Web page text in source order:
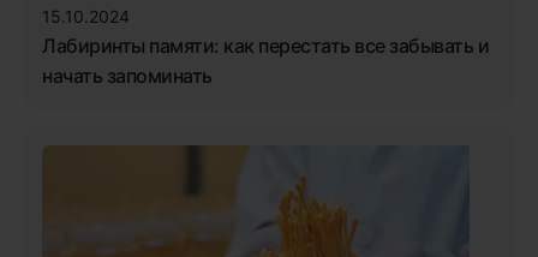
15.10.2024
Лабиринты памяти: как перестать все забывать и
начать запоминать